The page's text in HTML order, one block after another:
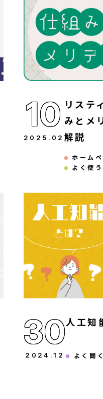
10
2025 . 02
リステ
みとメ
解説
ホーム
よく使
30
2024 .12
人工知
よく聞